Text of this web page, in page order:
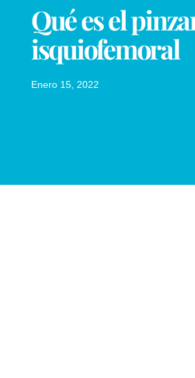
Qué es el
isquiofemoral
Enero 15, 2022